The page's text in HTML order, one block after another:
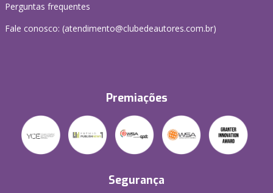
Perguntas frequentes
Fale conosco: (atendimento@clubedeautores.com.br)
Premiações
Segurança